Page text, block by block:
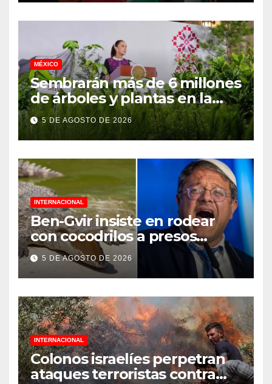
MÉXICO
Sembrarán más de 6 millones
de árboles y plantas en la
Jornada Nacional de
Reforestación 2026
5 DE AGOSTO DE 2026
INTERNACIONAL
Ben-Gvir insiste en rodear
con cocodrilos a presos
palestinos
5 DE AGOSTO DE 2026
INTERNACIONAL
Colonos israelíes perpetran
ataques terroristas contra